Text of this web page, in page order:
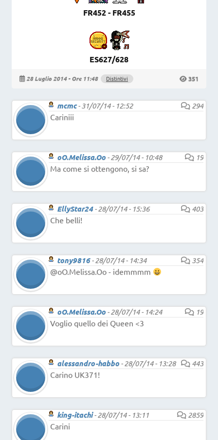
FR452 - FR455
ES627/628
28 Luglio 2014 - Ore 11:48 Distintivi 351
mcmc-31/07/14 - 12:52
294
Cariniii
oO.Melissa.Oo -29/07/14 - 10:48
19
Ma come si ottengono, si sa?
EllyStar24-28/07/14 - 15:36
403
Che belli!
tony9816-28/07/14 - 14:34
354
@oO.Melissa.Oo - idemmmm
oO.Melissa.Oo -28/07/14 - 14:24
19
Voglio quello dei Queen <3
alessandro-habbo -28/07/14 - 13:28
443
Carino UK371!
king-itachi-28/07/14 - 13:11
2859
Carini